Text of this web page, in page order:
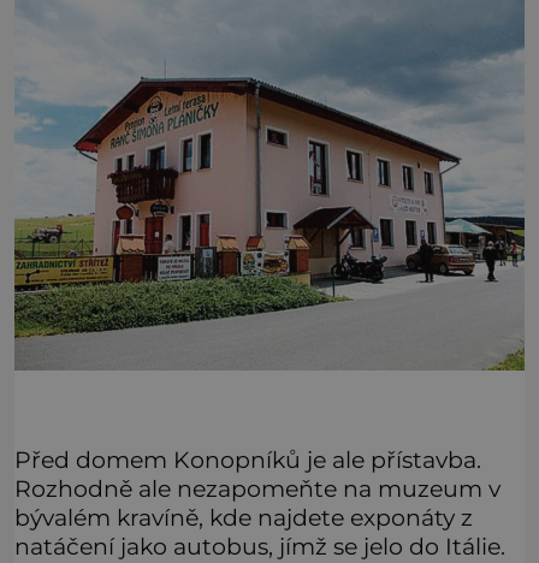
Před domem Konopníků je ale přístavba.
Rozhodně ale nezapomeňte na muzeum v
bývalém kravíně, kde najdete exponáty z
natáčení jako autobus, jímž se jelo do Itálie.